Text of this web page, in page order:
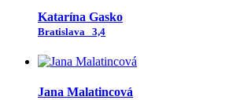
Katarína Gasko
Bratislava 3,4
Jana Malatincová